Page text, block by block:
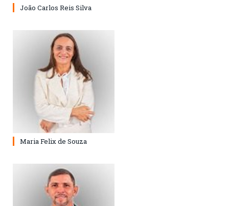
João Carlos Reis Silva
Maria Felix de Souza